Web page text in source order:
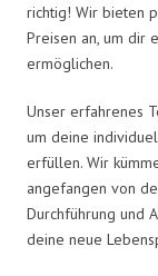
richtig! Wir bieten
Preisen an, um dir
ermöglichen.
Unser erfahrenes
um deine
erfüllen. Wir
angefangen von
Durchführung und
deine neue